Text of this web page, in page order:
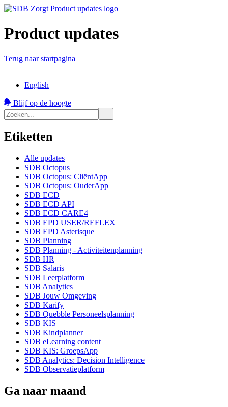
Product updates
Terug naar startpagina
English
Blijf op de hoogte
Etiketten
Alle updates
SDB Octopus
SDB Octopus: CliëntApp
SDB Octopus: OuderApp
SDB ECD
SDB ECD API
SDB ECD CARE4
SDB EPD USER/REFLEX
SDB EPD Asterisque
SDB Planning
SDB Planning - Activiteitenplanning
SDB HR
SDB Salaris
SDB Leerplatform
SDB Analytics
SDB Jouw Omgeving
SDB Karify
SDB Quebble Personeelsplanning
SDB KIS
SDB Kindplanner
SDB eLearning content
SDB KIS: GroepsApp
SDB Analytics: Decision Intelligence
SDB Observatieplatform
Ga naar maand